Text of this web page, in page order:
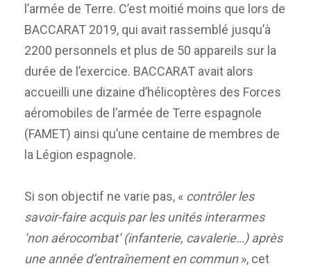
l’armée de Terre. C’est moitié moins que lors de
BACCARAT 2019, qui avait rassemblé jusqu’à
2200 personnels et plus de 50 appareils sur la
durée de l’exercice. BACCARAT avait alors
accueilli une dizaine d’hélicoptères des Forces
aéromobiles de l’armée de Terre espagnole
(FAMET) ainsi qu’une centaine de membres de
la Légion espagnole.
Si son objectif ne varie pas, « contrôler les
savoir-faire acquis par les unités interarmes
‘non aérocombat’ (infanterie, cavalerie…) après
une année d’entraînement en commun», cet